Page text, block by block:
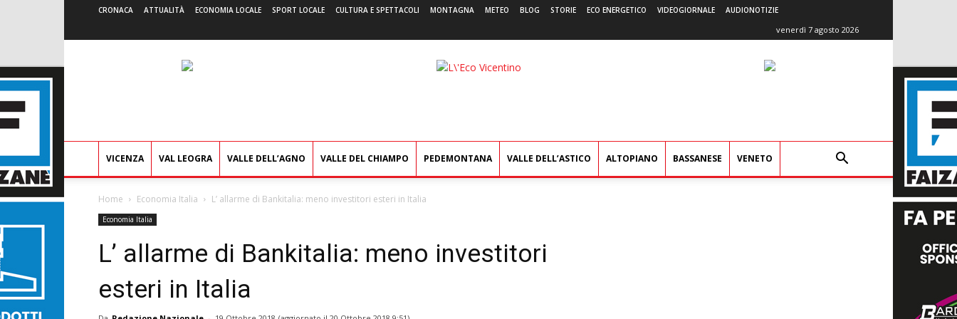
CRONACA ATTUALITÀ ECONOMIA LOCALE SPORT LOCALE CULTURA E SPETTACOLI MONTAGNA METEO BLOG STORIE ECO ENERGETICO VIDEOGIORNALE AUDIONOTIZIE
venerdì 7 agosto 2026
L'Eco
VICENZA VAL LEOGRA VALLE DELL’AGNO VALLE DEL CHIAMPO PEDEMONTANA VALLE DELL’ASTICO ALTOPIANO BASSANESE VENETO
Home Economia Italia L’ allarme di Bankitalia: meno investitori esteri in Italia
Economia Italia
L’ allarme di Bankitalia: meno investitori
esteri in Italia